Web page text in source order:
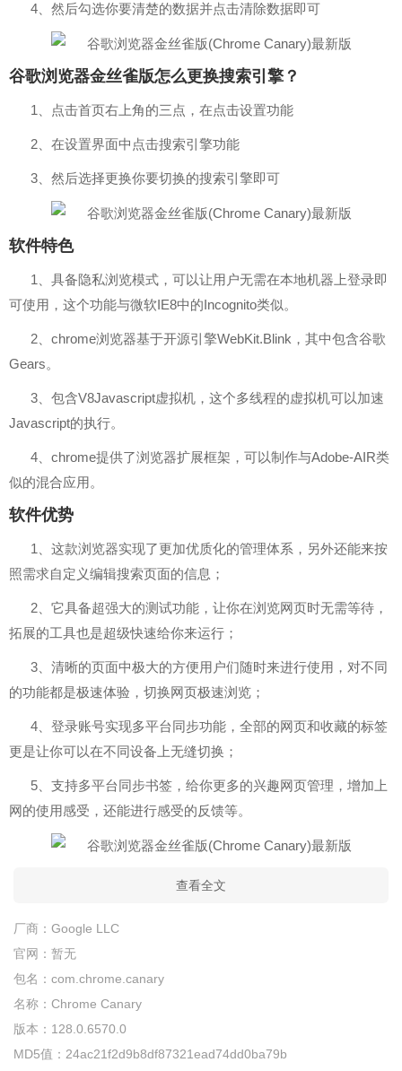
4、然后勾选你要清楚的数据并点击清除数据即可
谷歌浏览器金丝雀版怎么更换搜索引擎？
1、点击首页右上角的三点，在点击设置功能
2、在设置界面中点击搜索引擎功能
3、然后选择更换你要切换的搜索引擎即可
软件特色
1、具备隐私浏览模式，可以让用户无需在本地机器上登录即
可使用，这个功能与微软IE8中的Incognito类似。
2、chrome浏览器基于开源引擎WebKit.Blink，其中包含谷歌
Gears。
3、包含V8Javascript虚拟机，这个多线程的虚拟机可以加速
Javascript的执行。
4、chrome提供了浏览器扩展框架，可以制作与Adobe-AIR类
似的混合应用。
软件优势
1、这款浏览器实现了更加优质化的管理体系，另外还能来按
照需求自定义编辑搜索页面的信息；
2、它具备超强大的测试功能，让你在浏览网页时无需等待，
拓展的工具也是超级快速给你来运行；
3、清晰的页面中极大的方便用户们随时来进行使用，对不同
的功能都是极速体验，切换网页极速浏览；
4、登录账号实现多平台同步功能，全部的网页和收藏的标签
更是让你可以在不同设备上无缝切换；
5、支持多平台同步书签，给你更多的兴趣网页管理，增加上
网的使用感受，还能进行感受的反馈等。
查看全文
厂商： Google LLC
官网： 暂无
包名： com.chrome.canary
名称： Chrome Canary
版本： 128.0.6570.0
MD5值： 24ac21f2d9b8df87321ead74dd0ba79b